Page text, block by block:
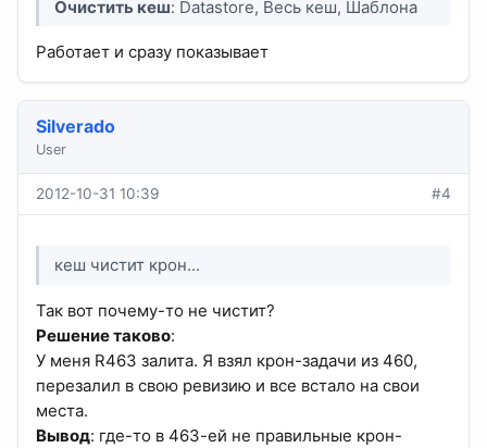
Очистить кеш: Datastore, Весь кеш, Шаблона
Работает и сразу показывает
Silverado
User
2012-10-31 10:39 #4
кеш чистит крон...
Так вот почему-то не чистит?
Решение таково:
У меня R463 залита. Я взял крон-задачи из 460,
перезалил в свою ревизию и все встало на свои
места.
Вывод: где-то в 463-ей не правильные крон-